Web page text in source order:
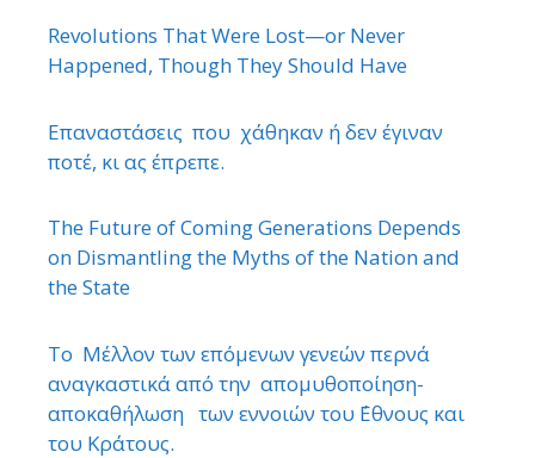
Revolutions That Were Lost—or Never
Happened, Though They Should Have
Επαναστάσεις που χάθηκαν ή δεν έγιναν
ποτέ, κι ας έπρεπε.
The Future of Coming Generations Depends
on Dismantling the Myths of the Nation and
the State
Το Μέλλον των επόμενων γενεών περνά
αναγκαστικά από την απομυθοποίηση-
αποκαθήλωση των εννοιών του ΄Εθνους και
του Κράτους.